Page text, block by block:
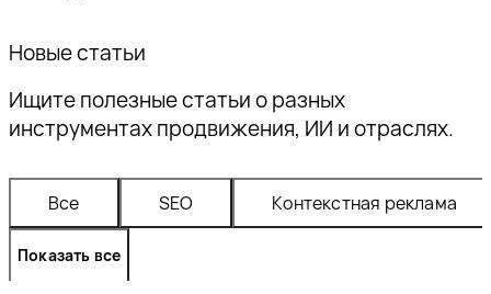
Новые статьи
Ищите полезные статьи о разных
инструментах продвижения, ИИ и отраслях.
Все SEO контекстная реклама
Показать все